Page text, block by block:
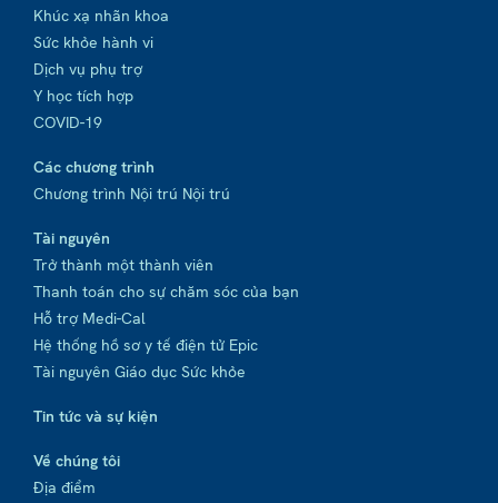
Khúc xạ nhãn khoa
Sức khỏe hành vi
Dịch vụ phụ trợ
Y học tích hợp
COVID-19
Các chương trình
Chương trình Nội trú Nội trú
Tài nguyên
Trở thành một thành viên
Thanh toán cho sự chăm sóc của bạn
Hỗ trợ Medi-Cal
Hệ thống hồ sơ y tế điện tử Epic
Tài nguyên Giáo dục Sức khỏe
Tin tức và sự kiện
Về chúng tôi
Địa điểm